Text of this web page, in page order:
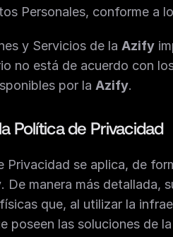
Personales, conforme a
y Servicios de la Azify
no está de acuerdo con
por la Azify.
Política de Privacidad
Privacidad se aplica, de
. De manera más detallada,
que, al utilizar la
poseen las soluciones de la